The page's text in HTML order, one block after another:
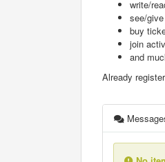
write/
see/
buy
join
and
Already